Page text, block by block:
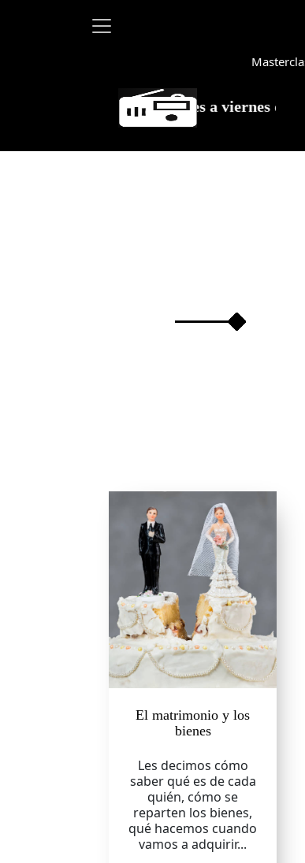
Debayle en W, lunes a viernes de 10 a 13
El matrimonio y los
bienes
Les decimos cómo
saber qué es de cada
quién, cómo se
reparten los bienes,
qué hacemos cuando
vamos a adquirir...